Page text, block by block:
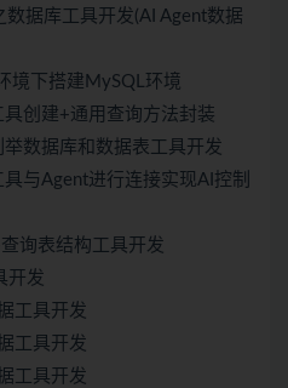
据库工具开发(AI Agent数据
境下搭建MySQL环境
创建+通用查询方法封装
数据库和数据表工具开发
与Agent进行连接实现AI控制
询表结构工具开发
开发
工具开发
工具开发
工具开发